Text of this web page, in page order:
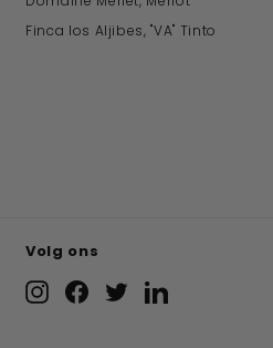
Finca los Aljibes, "VA" Tinto
Volg ons
InstagramFacebook
Twitter